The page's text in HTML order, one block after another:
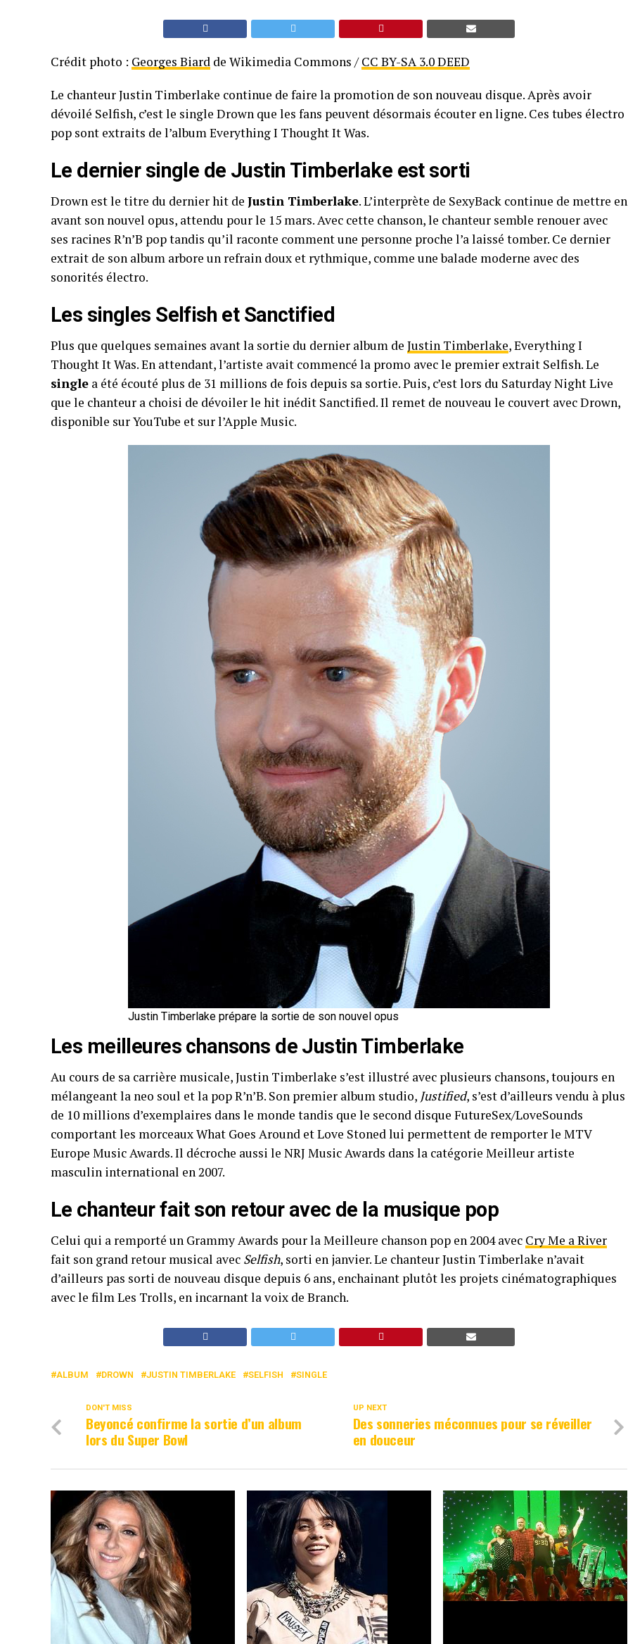
Crédit photo : Georges Biard de Wikimedia Commons /CC BY-SA 3.0 DEED
Le chanteur Justin Timberlake continue de faire la promotion de son nouveau disque. Après avoir
dévoilé Selfish, c’est le single Drown que les fans peuvent désormais écouter en ligne. Ces tubes électro
pop sont extraits de l’album Everything I Thought It Was.
Le dernier single de Justin Timberlake est sorti
Drown est le titre du dernier hit de Justin Timberlake. L’interprète de SexyBack continue de mettre en
avant son nouvel opus, attendu pour le 15 mars. Avec cette chanson, le chanteur semble renouer avec
ses racines R’n’B pop tandis qu’il raconte comment une personne proche l’a laissé tomber. Ce dernier
extrait de son album arbore un refrain doux et rythmique, comme une balade moderne avec des
sonorités électro.
Les singles Selfish et Sanctified
Plus que quelques semaines avant la sortie du dernier album de Justin Timberlake, Everything I
Thought It Was. En attendant, l’artiste avait commencé la promo avec le premier extrait Selfish. Le
single a été écouté plus de 31 millions de fois depuis sa sortie. Puis, c’est lors du Saturday Night Live
que le chanteur a choisi de dévoiler le hit inédit Sanctified. Il remet de nouveau le couvert avecDrown,
disponible sur YouTube et sur l’Apple Music.
Justin Timberlake prépare la sortie de son nouvel opus
Les meilleures chansons de Justin Timberlake
Au cours de sa carrière musicale, Justin Timberlake s’est illustré avec plusieurs chansons, toujours en
mélangeant la neo soul et la pop R’n’B. Son premier album studio, Justified, s’est d’ailleurs vendu à plus
de 10 millions d’exemplaires dans le monde tandis que le second disque FutureSex/LoveSounds
comportant les morceaux What Goes Around et Love Stoned lui permettent de remporter le MTV
Europe Music Awards. Il décroche aussi le NRJ Music Awards dans la catégorie Meilleur artiste
masculin international en 2007.
Le chanteur fait son retour avec de la musique pop
Celui qui a remporté un Grammy Awards pour la Meilleure chanson pop en 2004 avec Cry Me a River
fait son grand retour musical avec Selfish, sorti en janvier. Le chanteur Justin Timberlake n’avait
d’ailleurs pas sorti de nouveau disque depuis 6 ans, enchainant plutôt les projets cinématographiques
avec le film Les Trolls, en incarnant la voix de Branch.
ALBUM DROWN JUSTIN TIMBERLAKE SELFISH SINGLE
UP NEXT
Des sonneries méconnues pour se réveiller
en douceur
DON'T MISS
Beyoncé confirme la sortie d’un album
lors du Super Bowl